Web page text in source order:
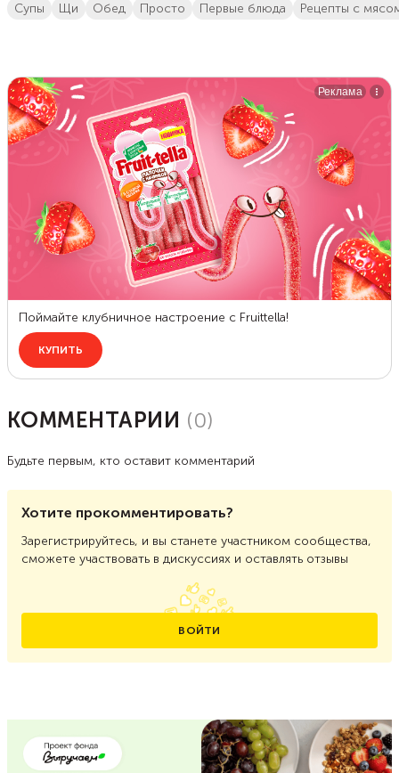
супы щи обед просто первые блюда Рецепты с
КОММЕНТАРИИ (0)
Будьте первым, кто оставит комментарий
Хотите прокомментировать?
Зарегистрируйтесь, и вы станете участником сообщества,
сможете участвовать в дискуссиях и оставлять отзывы
ВОЙТИ